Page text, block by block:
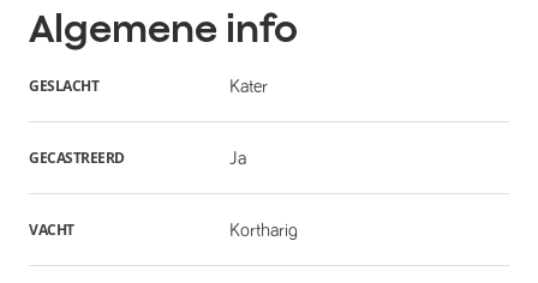
Algemene info
GESLACHT Kater
GECASTREERD Ja
VACHT Kortharig